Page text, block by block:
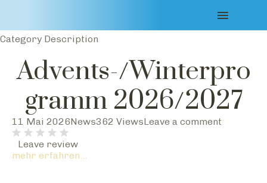
Category Description
Advents-/Winterpro
gramm 2026/2027
11 Mai 2026News362 ViewsLeave a comment
Leave review
mehr erfahren...